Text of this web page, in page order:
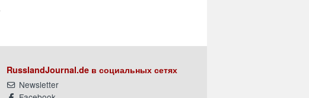
RusslandJournal.de в социальных сетях
Newsletter